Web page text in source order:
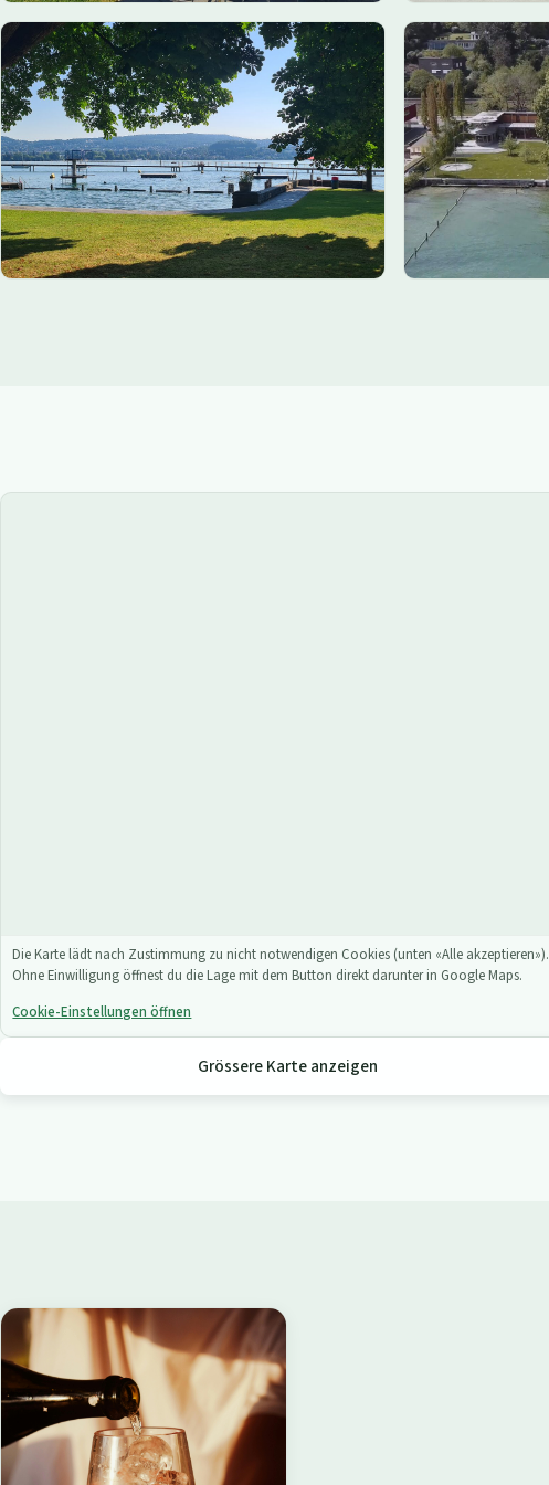
Die Karte lädt nach Zustimmung zu nicht notwendigen Cookies (unten «Alle akzeptieren»).
Ohne Einwilligung öffnest du die Lage mit dem Button direkt darunter in Google Maps.
Cookie-Einstellungen öffnen
Grössere Karte anzeigen